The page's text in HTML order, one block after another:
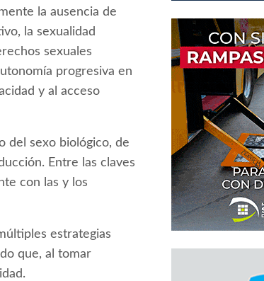
la ausencia de
la sexualidad
sexuales
progresiva en
y al acceso
del sexo biológico, de
Entre las claves
con las y los
estrategias
que, al tomar